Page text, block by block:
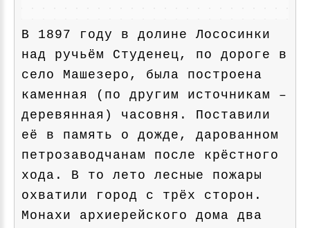
В 1897 году в долине Лососинки
над ручьём Студенец, по дороге в
село Машезеро, была построена
каменная (по другим источникам –
деревянная) часовня. Поставили
её в память о дожде, дарованном
петрозаводчанам после крёстного
хода. В то лето лесные пожары
охватили город с трёх сторон.
Монахи архиерейского дома два